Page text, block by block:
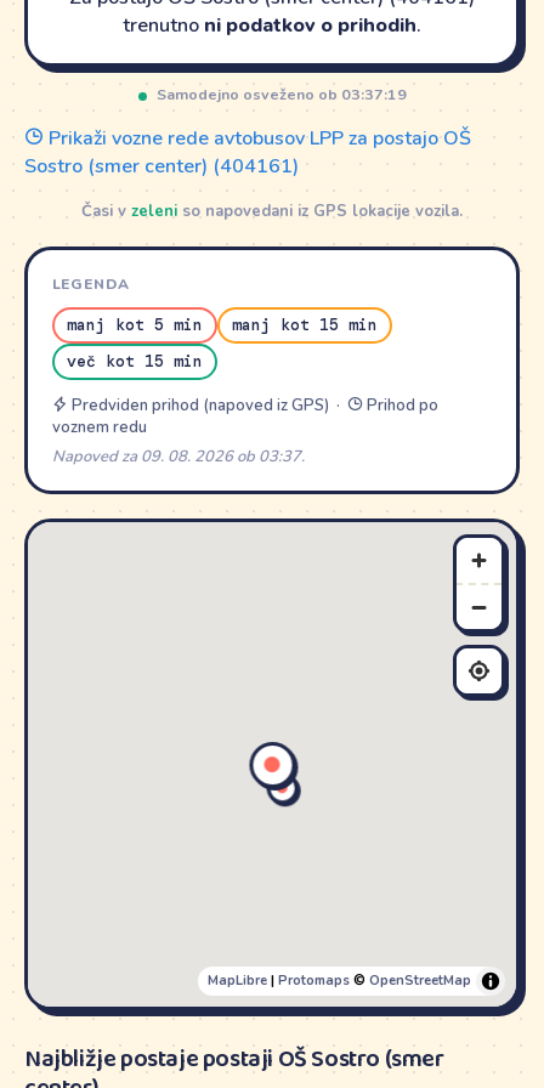
trenutno ni podatkov o prihodih.
Samodejno osveženo ob 03:37:19
Prikaži vozne rede avtobusov LPP za postajo OŠ
Sostro (smer center) (404161)
Časi v zeleni so napovedani iz GPS lokacije vozila.
LEGENDA
manj kot 5 min
manj kot 15 min
več kot 15 min
Predviden prihod (napoved iz GPS) ·
Prihod po
voznem redu
Napoved za 09. 08. 2026 ob 03:37.
MapLibre| Protomaps© OpenStreetMap
Najbližje postaje postaji OŠ Sostro (smer